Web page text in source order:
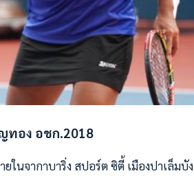
ทอง อชก.2018
ในจากาบาริ่ง สปอร์ต ซิตี้ เมืองปาเล็มบัง